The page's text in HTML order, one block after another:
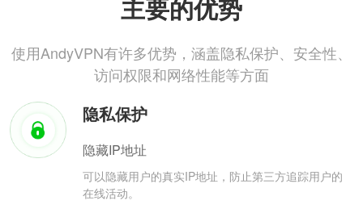
主要的优势
使用AndyVPN有许多优势，涵盖隐私保护、安全性、
访问权限和网络性能等方面
隐私保护
隐藏IP地址
可以隐藏用户的真实IP地址，防止第三方追踪用户的
在线活动。